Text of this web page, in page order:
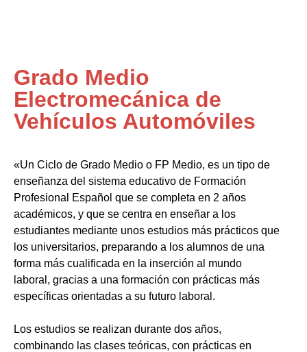
Grado Medio
Electromecánica de
Vehículos Automóviles
«Un Ciclo de Grado Medio o FP Medio, es un tipo de
enseñanza del sistema educativo de Formación
Profesional Español que se completa en 2 años
académicos, y que se centra en enseñar a los
estudiantes mediante unos estudios más prácticos que
los universitarios, preparando a los alumnos de una
forma más cualificada en la inserción al mundo
laboral, gracias a una formación con prácticas más
específicas orientadas a su futuro laboral.
Los estudios se realizan durante dos años,
combinando las clases teóricas, con prácticas en